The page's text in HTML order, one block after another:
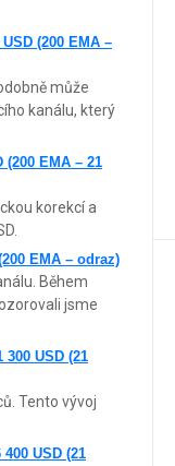
(200 EMA –
může
kanálu, který
EMA – 21
korekcí a
EMA – odraz)
Během
jsme
USD (21
Tento vývoj
USD (21